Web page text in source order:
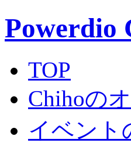
Powerdio
TOP
Chihoの
イベント